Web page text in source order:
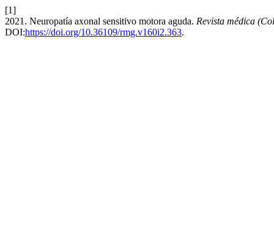
[1]
2021. Neuropatía axonal sensitivo motora aguda. Revista médica
DOI:https://doi.org/10.36109/rmg.v160i2.363.